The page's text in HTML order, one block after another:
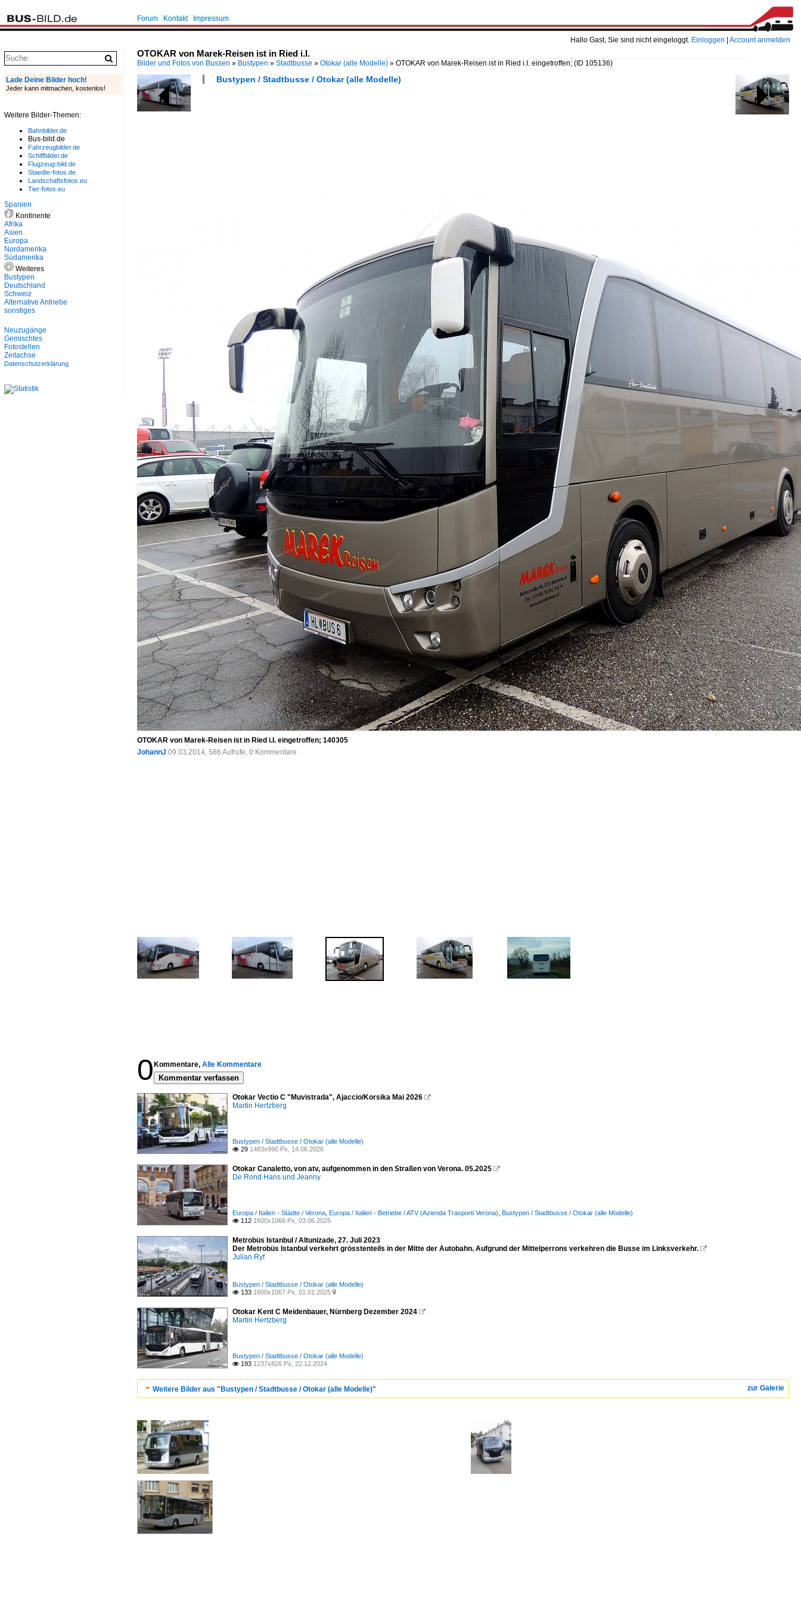
Hallo Gast, Sie sind nicht eingeloggt. Einloggen Account anmelden
Forum Kontakt Impressum
OTOKAR von Marek-Reisen ist in Ried i.I.
Bilder und Fotos von Bussen » Bustypen » Stadtbusse » Otokar (alle Modelle) » OTOKAR von Marek-Reisen ist in Ried i.I. eingetroffen; (ID 105136)
Bustypen / Stadtbusse / Otokar (alle Modelle)
OTOKAR von Marek-Reisen ist in Ried i.I. eingetroffen; 140305
JohannJ 09.03.2014, 586 Aufrufe, 0 Kommentare
0 Kommentare, Alle Kommentare
Kommentar verfassen
Otokar Vectio C "Muvistrada", Ajaccio/Korsika Mai 2026 
Martin Hertzberg
Bustypen / Stadtbusse / Otokar (alle Modelle)
 29 1483x990 Px, 14.06.2026
Otokar Canaletto, von atv, aufgenommen in den Straßen von Verona. 05.2025 
De Rond Hans und Jeanny
Europa / Italien - Städte / Verona Europa / Italien - Betriebe / ATV (Azienda Trasporti Verona) Bustypen / Stadtbusse / Otokar (alle Modelle)
 112 1600x1066 Px, 03.06.2025
Metrobüs Istanbul / Altunizade, 27. Juli 2023
Der Metrobüs Istanbul verkehrt grösstenteils in der Mitte der Autobahn. Aufgrund der Mittelperrons verkehren die Busse im Linksverkehr. 
Julian Ryf
Bustypen / Stadtbusse / Otokar (alle Modelle)
 133 1600x1067 Px, 01.01.2025 
Otokar Kent C Meidenbauer, Nürnberg Dezember 2024 
Martin Hertzberg
Bustypen / Stadtbusse / Otokar (alle Modelle)
 193 1237x826 Px, 22.12.2024
zur Galerie
Weitere Bilder aus "Bustypen / Stadtbusse / Otokar (alle Modelle)"
Lade Deine Bilder hoch!
Jeder kann mitmachen, kostenlos!
Weitere Bilder-Themen:
Bahnbilder.de
Bus-bild.de
Fahrzeugbilder.de
Schiffbilder.de
Flugzeug-bild.de
Staedte-fotos.de
Landschaftsfotos.eu
Tier-fotos.eu
Spanien
Kontinente
Afrika
Asien
Europa
Nordamerika
Südamerika
Weiteres
Bustypen
Deutschland
Schweiz
Alternative Antriebe
sonstiges
Neuzugänge
Gemischtes
Fotostellen
Zeitachse
Datenschutzerklärung